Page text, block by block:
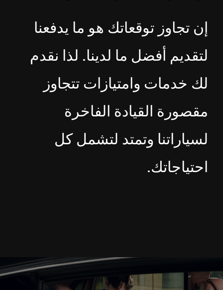
إن تجاوز توقعاتك هو ما يدفعنا
لتقديم أفضل ما لدينا. لذا نقدم
لك خدمات وامتيازات تتجاوز
مقصورة القيادة الفاخرة
لسياراتنا وتمتد لتشمل كل
احتياجاتك.